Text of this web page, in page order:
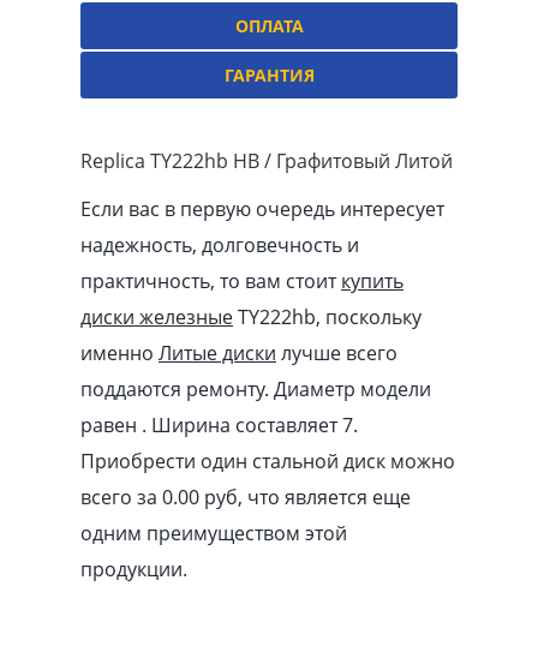
ОПЛАТА
ГАРАНТИЯ
Replica TY222hb HB / Графитовый Литой
Если вас в первую очередь интересует
надежность, долговечность и
практичность, то вам стоиткупить
диски железныеTY222hb, поскольку
именно Литые диски лучше всего
поддаются ремонту. Диаметр модели
равен . Ширина составляет 7.
Приобрести один стальной диск можно
всего за 0.00 pуб, что является еще
одним преимуществом этой
продукции.